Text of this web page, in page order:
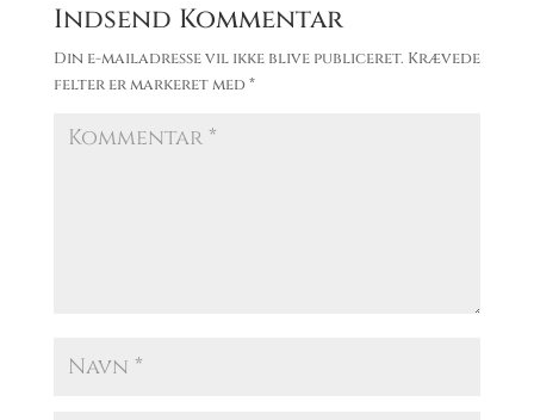
Indsend Kommentar
Din e-mailadresse vil ikke blive publiceret. Krævede
felter er markeret med*